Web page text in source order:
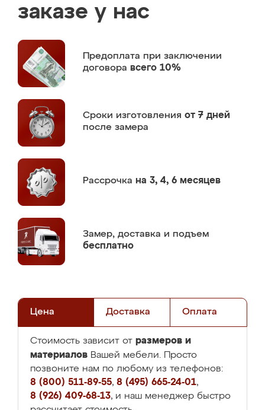
заказе у нас
Предоплата при заключении
договора всего 10%
Сроки изготовления от 7 дней
после замера
Рассрочка на 3, 4, 6 месяцев
Замер, доставка и подъем
бесплатно
Цена Доставка Оплата
Стоимость зависит от размеров и
материалов Вашей мебели. Просто
позвоните нам по любому из телефонов:
8 (800) 511-89-55, 8 (495) 665-24-01,
8 (926) 409-68-13, и наш менеджер быстро